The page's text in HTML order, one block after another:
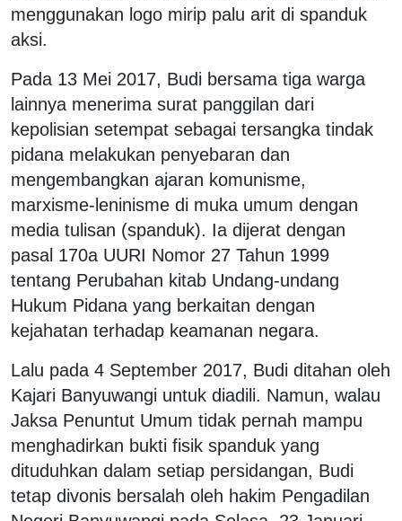
menggunakan logo mirip palu arit di spanduk
aksi.
Pada 13 Mei 2017, Budi bersama tiga warga
lainnya menerima surat panggilan dari
kepolisian setempat sebagai tersangka tindak
pidana melakukan penyebaran dan
mengembangkan ajaran komunisme,
marxisme-leninisme di muka umum dengan
media tulisan (spanduk). Ia dijerat dengan
pasal 170a UURI Nomor 27 Tahun 1999
tentang Perubahan kitab Undang-undang
Hukum Pidana yang berkaitan dengan
kejahatan terhadap keamanan negara.
Lalu pada 4 September 2017, Budi ditahan oleh
Kajari Banyuwangi untuk diadili. Namun, walau
Jaksa Penuntut Umum tidak pernah mampu
menghadirkan bukti fisik spanduk yang
dituduhkan dalam setiap persidangan, Budi
tetap divonis bersalah oleh hakim Pengadilan